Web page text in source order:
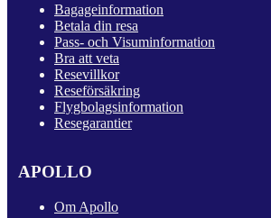
Bagageinformation
Betala din resa
Pass- och Visuminformation
Bra att veta
Resevillkor
Reseförsäkring
Flygbolagsinformation
Resegarantier
APOLLO
Om Apollo